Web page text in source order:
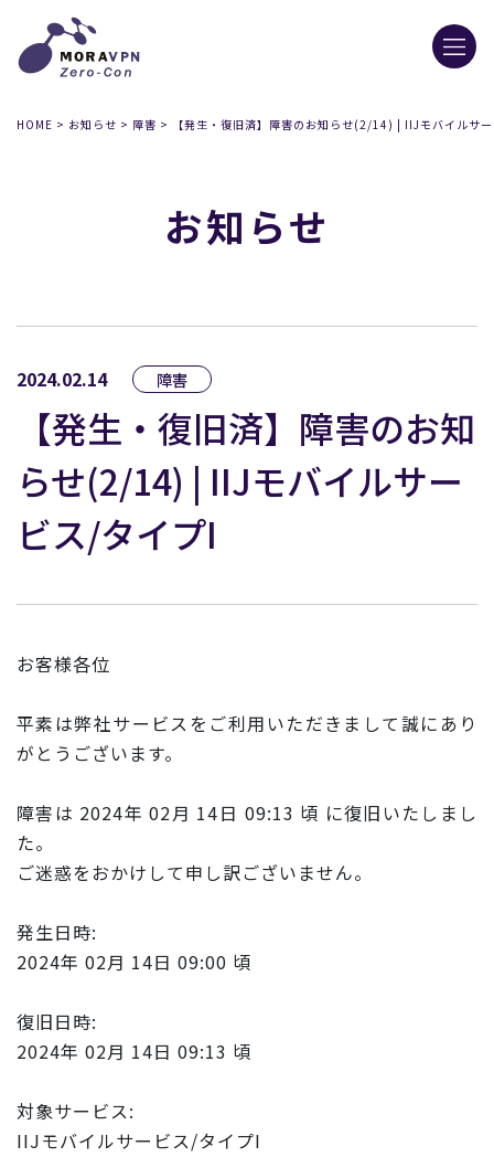
HOME > お知らせ > 障害 > 【発生・復旧済】障害のお知らせ(2/14) | IIJモバイルサ
お知らせ
2024.02.14 障害
【発生・復旧済】障害のお知
らせ(2/14) | IIJモバイルサー
ビス/タイプI
お客様各位
平素は弊社サービスをご利用いただきまして誠にあり
がとうございます。
障害は 2024年 02月 14日 09:13 頃 に復旧いたしまし
た。
ご迷惑をおかけして申し訳ございません。
発生日時:
2024年 02月 14日 09:00 頃
復旧日時:
2024年 02月 14日 09:13 頃
対象サービス:
IIJモバイルサービス/タイプI